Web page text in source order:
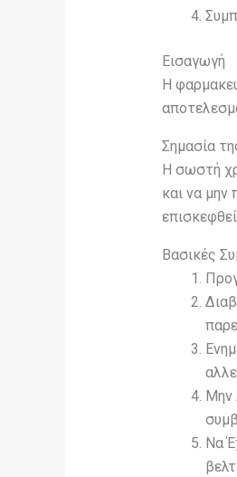
Εισαγωγή
Η
Σημασία
Η σωστή
και να μην
Βασικές
Μην
Να